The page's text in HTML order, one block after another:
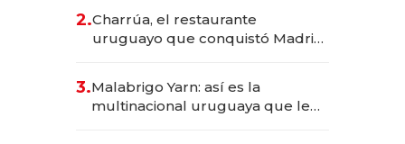
millones
2.Charrúa, el restaurante
uruguayo que conquistó Madrid:
anticipación y prepara apertura
3.Malabrigo Yarn: así es la
multinacional uruguaya que le